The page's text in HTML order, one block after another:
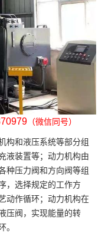
（微信同号）
构和液压系统等部分组
液装置等；动力机构由
种压力阀和方向阀等组
，选择规定的工作方
动作循环；动力机构在
压阀，实现能量的转
。